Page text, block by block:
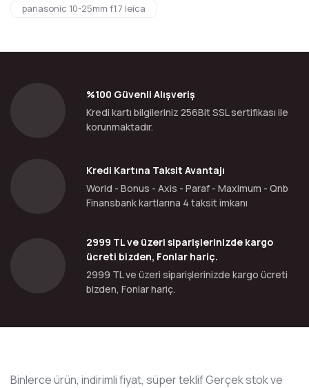
panasonic 10-25mm f1.7 leica
%100 Güvenli Alışveriş
Kredi kartı bilgileriniz 256Bit SSL sertifikası ile
korunmaktadır.
Kredi Kartına Taksit Avantajı
World - Bonus - Axis - Paraf - Maximum - Qnb
Finansbank kartlarına 4 taksit imkanı
2999 TL ve üzeri siparişlerinizde kargo
ücreti bizden, Fonlar hariç.
2999 TL ve üzeri siparişlerinizde kargo ücreti
bizden, Fonlar hariç.
Binlerce ürün, indirimli fiyat, süper teklif Gerçek stok ve